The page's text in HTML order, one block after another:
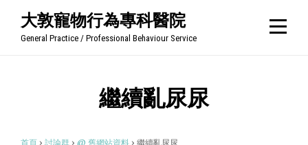
大敦寵物行為專科醫院
General Practice / Professional Behaviour Service
繼續亂尿尿
首頁 › 討論群 › @ 舊網站資料 › 繼續亂尿尿